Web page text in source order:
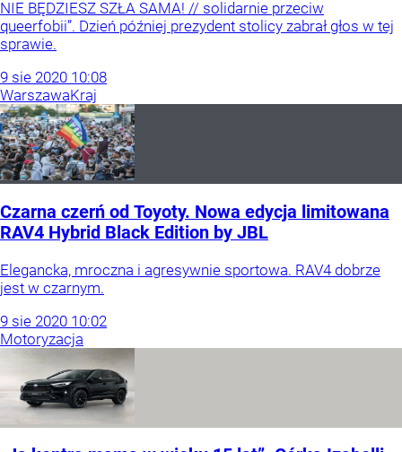
NIE BĘDZIESZ SZŁA SAMA! // solidarnie przeciw
queerfobii”. Dzień później prezydent stolicy zabrał głos w tej
sprawie.
9 sie 2020 10:08
WarszawaKraj
Czarna czerń od Toyoty. Nowa edycja limitowana
RAV4 Hybrid Black Edition by JBL
Elegancka, mroczna i agresywnie sportowa. RAV4 dobrze
jest w czarnym.
9 sie 2020 10:02
Motoryzacja